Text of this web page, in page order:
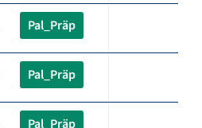
Pal_Präp
Pal_Präp
Pal_Präp